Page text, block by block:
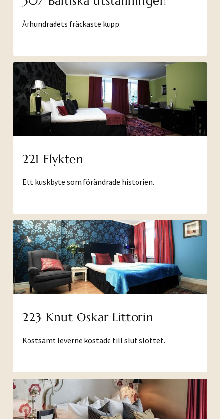
Århundradets fräckaste kupp.
221 Flykten
Ett kuskbyte som förändrade historien.
223 Knut Oskar Littorin
Kostsamt leverne kostade till slut slottet.